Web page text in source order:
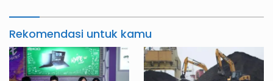
Rekomendasi untuk kamu